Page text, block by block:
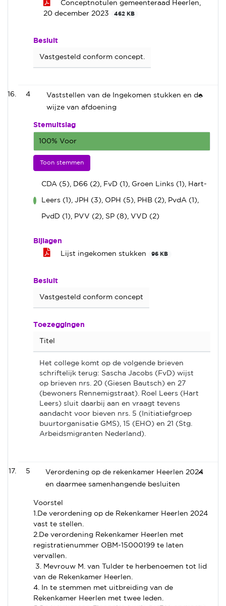
Conceptnotulen gemeenteraad Heerlen,
20 december 2023
462 KB
Besluit
Vastgesteld conform concept.
4
Vaststellen van de Ingekomen stukken en de
wijze van afdoening
Stemuitslag
100% Voor
Toon stemmen
CDA (5), D66 (2), FvD (1), Groen Links (1), Hart-
Leers (1), JPH (3), OPH (5), PHB (2), PvdA (1),
PvdD (1), PVV (2), SP (8), VVD (2)
Bijlagen
Lijst ingekomen stukken 96 KB
Besluit
Vastgesteld conform concept
Toezeggingen
Titel
Het college komt op de volgende brieven
schriftelijk terug: Sascha Jacobs (FvD) wijst
op brieven nrs. 20 (Giesen Bautsch) en 27
(bewoners Rennemigstraat). Roel Leers (Hart
Leers) sluit daarbij aan en vraagt tevens
aandacht voor bieven nrs. 5 (Initiatiefgroep
buurtorganisatie GMS), 15 (EHO) en 21 (Stg.
Arbeidsmigranten Nederland).
5
Verordening op de rekenkamer Heerlen 2024
en daarmee samenhangende besluiten
Voorstel
1.De verordening op de Rekenkamer Heerlen 2024
vast te stellen.
2.De verordening Rekenkamer Heerlen met
registratienummer OBM-15000199 te laten
vervallen.
3. Mevrouw M. van Tulder te herbenoemen tot lid
van de Rekenkamer Heerlen.
4. In te stemmen met uitbreiding van de
Rekenkamer Heerlen met twee leden.